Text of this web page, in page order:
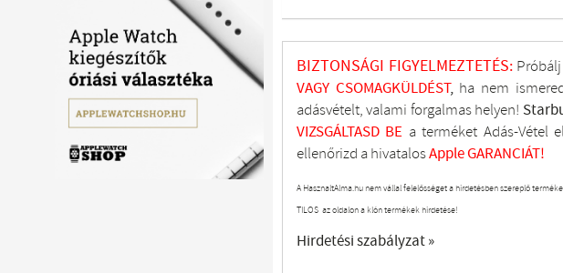
BIZTONSÁGI FIGYELMEZTETÉS:
VAGY CSOMAGKÜLDÉST, ha nem
adásvételt, valami forgalmas helyen!
VIZSGÁLTASD BE a terméket Adás-Vétel
ellenőrizd a hivatalosApple GARANCIÁT!
A HasznaltAlma.hu nem vállal felelősséget a hirdetésben szereplő
TILOS az oldalon a klón termékek hirdetése!
Hirdetési szabályzat »